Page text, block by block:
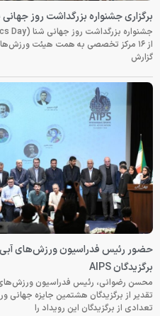
برگزاری جشنواره بزرگداشت روز جهانی
از ۱۶ مرکز تخصصی به همت هیئت ورزش‌های
گزارش
حضور رئیس فدراسیون ورزش‌های آبی
برگزیدگان AIPS
محسن رضوانی، رئیس فدراسیون ورزش‌های
تعدادی از برگزیدگان این رویداد را